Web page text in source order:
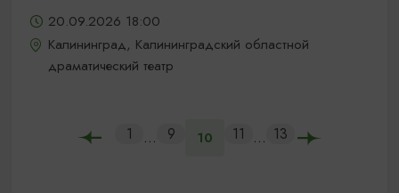
20.09.2026 18:00
Калининград, Калининградский областной
драматический театр
1 ... 9 10 11 ... 13